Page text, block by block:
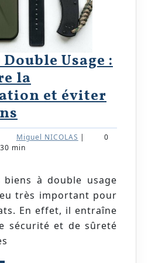
Usage :
la
et éviter
Les
Biens
à
Usage
:
Comprendre
la
Miguel NICOLAS Miguel 0
min
très important pour
En effet, il entraîne
sécurité et de sûreté